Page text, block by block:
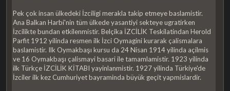
Pek çok insan ülkedeki İzciligi merakla takip etmeye baslamistir.
Ana Balkan Harbi'nin tüm ülkede yasantiyi sekteye ugratirken
İzcilikte bundan etkilenmistir. Belçika İZCİLİK Teskilatindan Herold
Parfit 1912 yilinda resmen ilk İzci Oymagini kurarak çalismalara
baslamistir. Ilk Oymakbaşı kursu da 24 Nisan 1914 yilinda açilmis
ve 16 Oymakbaşı çalismayi basari ile tamamlamistir. 1923 yilinda
ilk Türkçe İZCİLİK KİTABI yayinlanmistir. 1927 yilinda Türkiye'de
İzciler ilk kez Cumhuriyet bayraminda büyük geçit yapmislardir.